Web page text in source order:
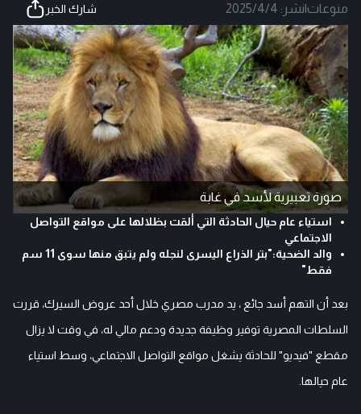
منوعات|نشر: 2025/4/4 شارك الخبر
صورة تعبيرية لأسد في غابة
استياء عام حيال الحادثة التي ألقت بظلالها على مواقع التواصل
الاجتماعي
والد الضحية:"بتر الذراع اليسرى لنجله ولم يتبق منها سوى 11 سم
فقط"
بعد أن التهم أسد جائع ، يد مدرب مصري خلال أحد عروض السيرك، قررت
السلطات المصرية توفير وظيفة جديدة ودعم مالي له، في وقت لا يزال
مقطع "فيديو" للحادثة يشغل مواقع التواصل الاجتماعي، وسط استياء
عام حيالها.